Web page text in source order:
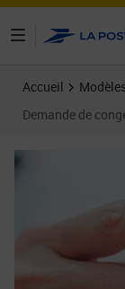
Accueil
Demande de